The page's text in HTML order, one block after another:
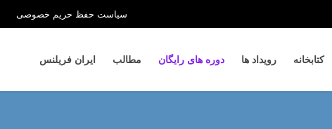
سیاست حفظ حریم خصوصی
کتابخانه رویداد ها دوره های رایگان مطالب ایران فریلنس